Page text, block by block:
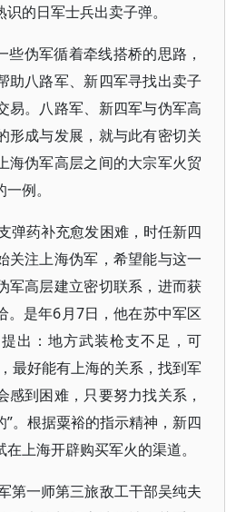
的日军士兵出卖子弹。
些伪军循着牵线搭桥的思路，
助八路军、新四军寻找出卖子
易。八路军、新四军与伪军高
形成与发展，就与此有密切关
海伪军高层之间的大宗军火贸
例。
弹药补充愈发困难，时任新四
关注上海伪军，希望能与这一
军高层建立密切联系，进而获
。是年6月7日，他在苏中军区
出：地方武装枪支不足，可
最好能有上海的关系，找到军
感到困难，只要努力找关系，
。根据粟裕的指示精神，新四
上海开辟购买军火的渠道。
第一师第三旅敌工干部吴纯夫